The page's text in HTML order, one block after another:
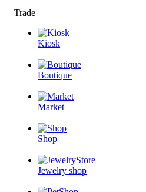
Trade
Kiosk
Boutique
Market
Shop
Jewelry shop